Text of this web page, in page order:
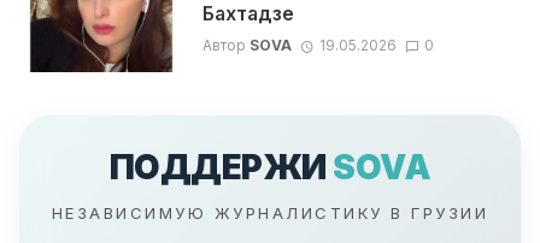
Бахтадзе
Автор SOVA 19.05.2026 0
ПОДДЕРЖИ SOVA
НЕЗАВИСИМУЮ ЖУРНАЛИСТИКУ В ГРУЗИИ